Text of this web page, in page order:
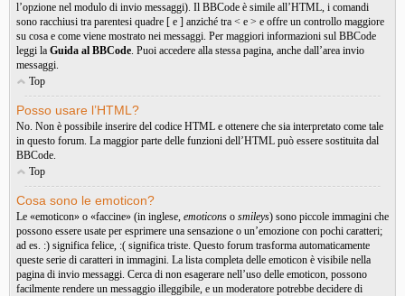
l’opzione nel modulo di invio messaggi). Il BBCode è simile all’HTML, i comandi
sono racchiusi tra parentesi quadre [ e ] anziché tra < e > e offre un controllo maggiore
su cosa e come viene mostrato nei messaggi. Per maggiori informazioni sul BBCode
leggi la Guida al BBCode. Puoi accedere alla stessa pagina, anche dall’area invio
messaggi.
Top
Posso usare l’HTML?
No. Non è possibile inserire del codice HTML e ottenere che sia interpretato come tale
in questo forum. La maggior parte delle funzioni dell’HTML può essere sostituita dal
BBCode.
Top
Cosa sono le emoticon?
Le «emoticon» o «faccine» (in inglese, emoticons o smileys) sono piccole immagini che
possono essere usate per esprimere una sensazione o un’emozione con pochi caratteri;
ad es. :) significa felice, :( significa triste. Questo forum trasforma automaticamente
queste serie di caratteri in immagini. La lista completa delle emoticon è visibile nella
pagina di invio messaggi. Cerca di non esagerare nell’uso delle emoticon, possono
facilmente rendere un messaggio illeggibile, e un moderatore potrebbe decidere di